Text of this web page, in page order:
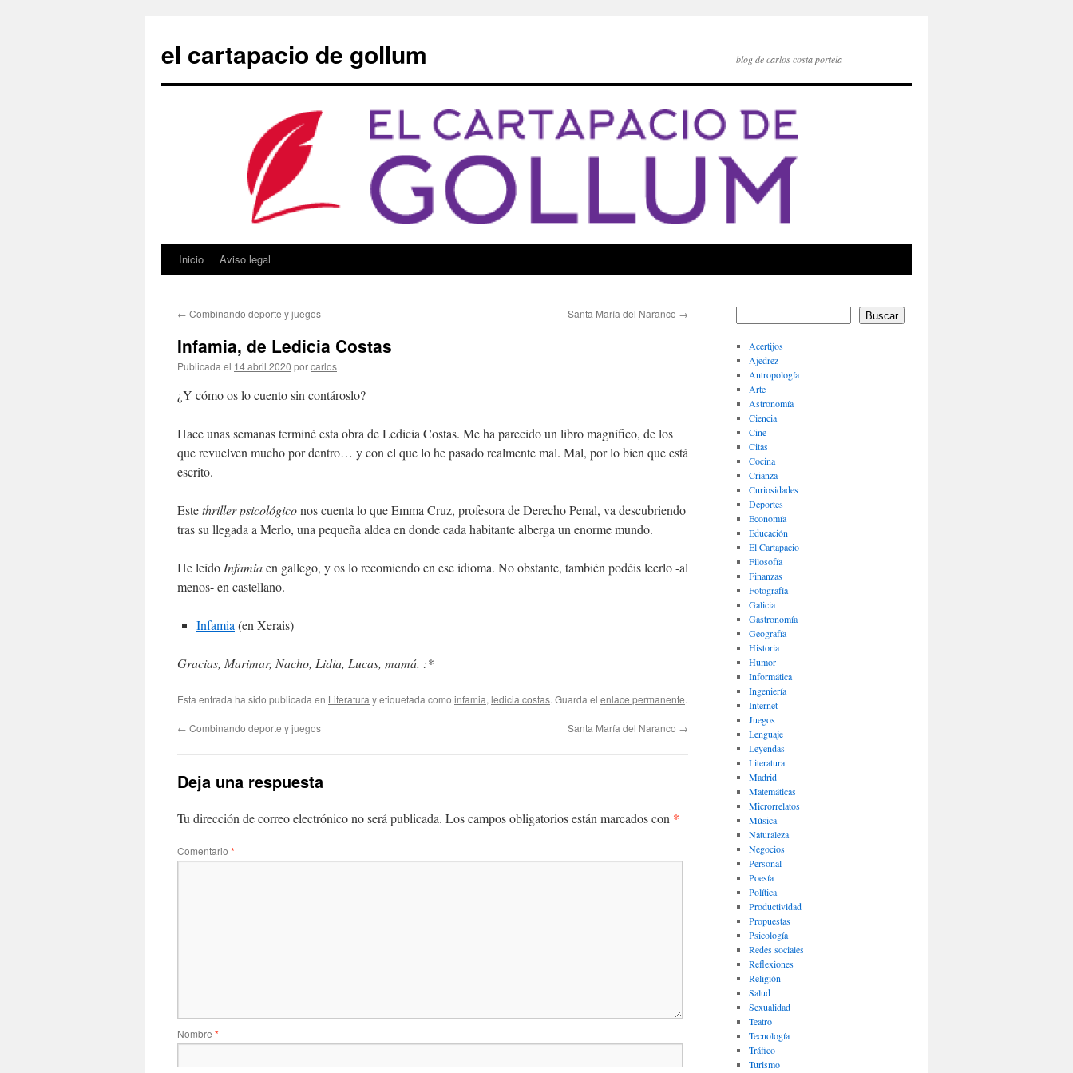
contenido
el cartapacio de gollum blog de carlos costa portela
Inicio Aviso legal
← Combinando deporte y juegos Santa María del Naranco →
Infamia, de Ledicia Costas
Publicada el 14 abril 2020 porcarlos
¿Y cómo os lo cuento sin contároslo?
Hace unas semanas terminé esta obra de Ledicia Costas. Me ha parecido un libro magnífico, de los
que revuelven mucho por dentro… y con el que lo he pasado realmente mal. Mal, por lo bien que está
escrito.
Estethriller psicológiconos cuenta lo que Emma Cruz, profesora de Derecho Penal, va descubriendo
tras su llegada a Merlo, una pequeña aldea en donde cada habitante alberga un enorme mundo.
He leído Infamiaen gallego, y os lo recomiendo en ese idioma. No obstante, también podéis leerlo -al
menos- en castellano.
Infamia (en Xerais)
Gracias, Marimar, Nacho, Lidia, Lucas, mamá. :*
Esta entrada ha sido publicada en Literatura y etiquetada como infamia, ledicia costas. Guarda el enlace permanente.
← Combinando deporte y juegos Santa María del Naranco →
Deja una respuesta
Tu dirección de correo electrónico no será publicada. Los campos obligatorios están marcados con *
Comentario *
Nombre *
Buscar
Acertijos
Ajedrez
Antropología
Arte
Astronomía
Ciencia
Cine
Citas
Cocina
Crianza
Curiosidades
Deportes
Economía
Educación
El Cartapacio
Filosofía
Finanzas
Fotografía
Galicia
Gastronomía
Geografía
Historia
Humor
Informática
Ingeniería
Internet
Juegos
Lenguaje
Leyendas
Literatura
Madrid
Matemáticas
Microrrelatos
Música
Naturaleza
Negocios
Personal
Poesía
Política
Productividad
Propuestas
Psicología
Redes sociales
Reflexiones
Religión
Salud
Sexualidad
Teatro
Tecnología
Tráfico
Turismo